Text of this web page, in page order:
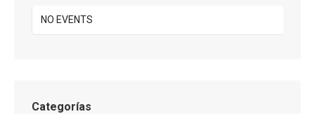
NO EVENTS
Categorías